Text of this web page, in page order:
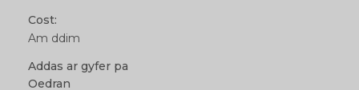
Cost:
Am ddim
Addas ar gyfer pa
Oedran